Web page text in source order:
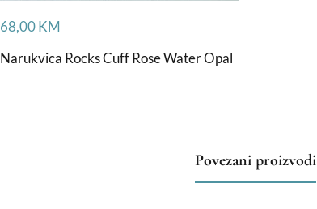
68,00KM
Narukvica Rocks Cuff Rose Water Opal
Povezani proizvodi